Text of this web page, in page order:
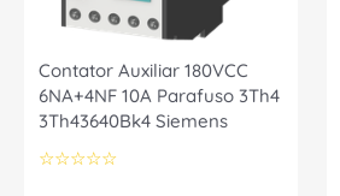
Contator Auxiliar 180VCC
6NA+4NF 10A Parafuso 3Th4
3Th43640Bk4 Siemens
☆☆☆☆☆